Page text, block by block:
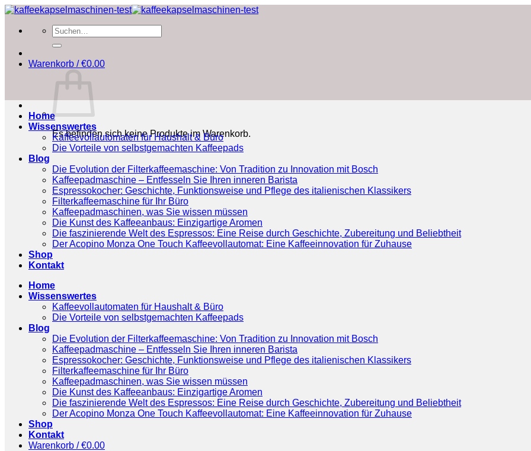
Zum
springen
Suchen
nach:
Warenkorb /€0.00
Es befinden sich keine Produkte im Warenkorb.
Home
Wissenswertes
Kaffeevollautomaten für Haushalt & Büro
Die Vorteile von selbstgemachten Kaffeepads
Blog
Die Evolution der Filterkaffeemaschine: Von Tradition zu Innovation mit Bosch
Kaffeepadmaschine – Entfesseln Sie Ihren inneren Barista
Espressokocher: Geschichte, Funktionsweise und Pflege des italienischen Klassikers
Filterkaffeemaschine für Ihr Büro
Kaffeepadmaschinen, was Sie wissen müssen
Die Kunst des Kaffeeanbaus: Einzigartige Aromen
Die faszinierende Welt des Espressos: Eine Reise durch Geschichte, Zubereitung und Beliebtheit
Der Acopino Monza One Touch Kaffeevollautomat: Eine Kaffeeinnovation für Zuhause
Shop
Kontakt
Home
Wissenswertes
Kaffeevollautomaten für Haushalt & Büro
Die Vorteile von selbstgemachten Kaffeepads
Blog
Die Evolution der Filterkaffeemaschine: Von Tradition zu Innovation mit Bosch
Kaffeepadmaschine – Entfesseln Sie Ihren inneren Barista
Espressokocher: Geschichte, Funktionsweise und Pflege des italienischen Klassikers
Filterkaffeemaschine für Ihr Büro
Kaffeepadmaschinen, was Sie wissen müssen
Die Kunst des Kaffeeanbaus: Einzigartige Aromen
Die faszinierende Welt des Espressos: Eine Reise durch Geschichte, Zubereitung und Beliebtheit
Der Acopino Monza One Touch Kaffeevollautomat: Eine Kaffeeinnovation für Zuhause
Shop
Kontakt
Warenkorb /€0.00